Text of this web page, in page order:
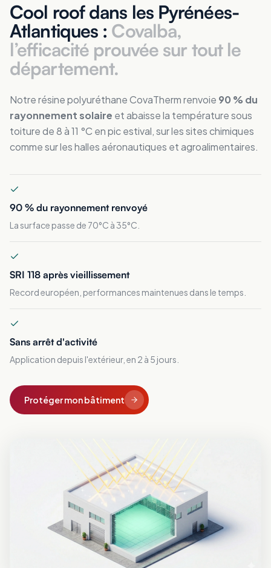
Cool roof dans les Pyrénées-
Atlantiques : Covalba,
l’efficacité prouvée sur tout le
département.
Notre résine polyuréthane CovaTherm renvoie 90 % du
rayonnement solaire et abaisse la température sous
toiture de 8 à 11 °C en pic estival, sur les sites chimiques
comme sur les halles aéronautiques et agroalimentaires.
90 % du rayonnement renvoyé
La surface passe de 70°C à 35°C.
SRI 118 après vieillissement
Record européen, performances maintenues dans le temps.
Sans arrêt d'activité
Application depuis l'extérieur, en 2 à 5 jours.
Protéger mon bâtiment